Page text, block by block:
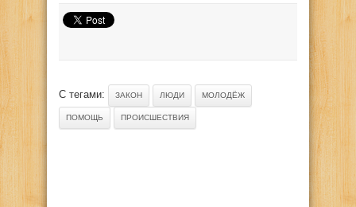
С тегами: ЗАКОН ЛЮДИ МОЛОДЁЖ
ПОМОЩЬ ПРОИСШЕСТВИЯ